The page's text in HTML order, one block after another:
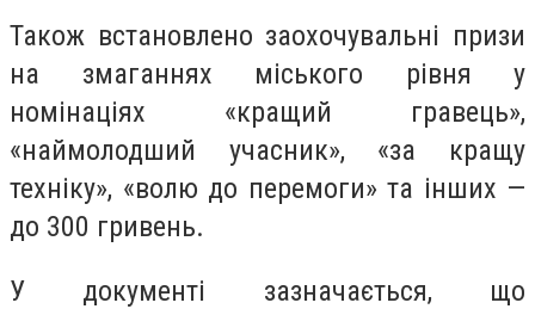
Також встановлено заохочувальні призи
на змаганнях міського рівня у
номінаціях «кращий гравець»,
«наймолодший учасник», «за кращу
техніку», «волю до перемоги» та інших —
до 300 гривень.
У документі зазначається, що